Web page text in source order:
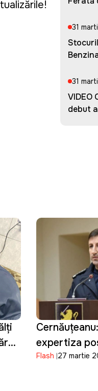
31
31
VIDEO
debut
expertiza
Ludmila
Flash 27 martie